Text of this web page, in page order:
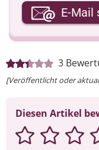
3
[Veröffentlicht oder
Diesen Artikel
Ihre E-Mail-
Ihre Nachricht
E-Mail